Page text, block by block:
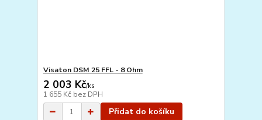
Visaton DSM 25 FFL - 8 Ohm
2 003 Kč/ks
1 655 Kč bez DPH
Přidat do košíku